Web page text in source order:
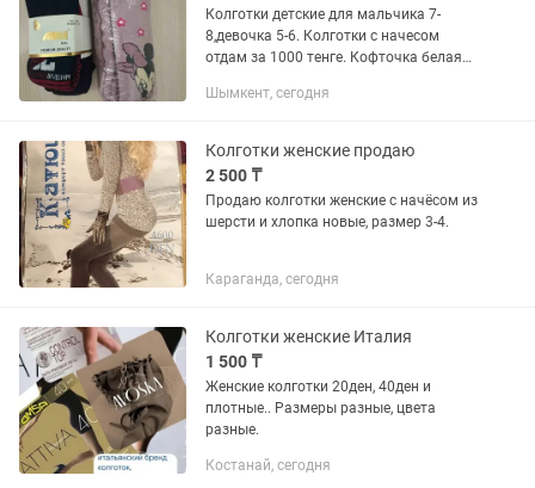
Колготки детские для мальчика 7-
8,девочка 5-6. Колготки с начесом
отдам за 1000 тенге. Кофточка белая
вешалки отдам за шоколадку, пояс для
Шымкент, сегодня
Колготки женские продаю
2 500 ₸
Продаю колготки женские с начёсом из
шерсти и хлопка новые, размер 3-4.
Караганда, сегодня
Колготки женские Италия
1 500 ₸
Женские колготки 20ден, 40ден и
плотные.. Размеры разные, цвета
разные.
Костанай, сегодня